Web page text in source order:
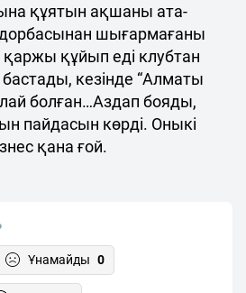
құятын ақшаны ата-
шығармағаны
құйып еді клубтан
кезінде “Алматы
болған…Аздап бояды,
пайдасын көрді. Оныкі
қана ғой.
Ұнамайды 0